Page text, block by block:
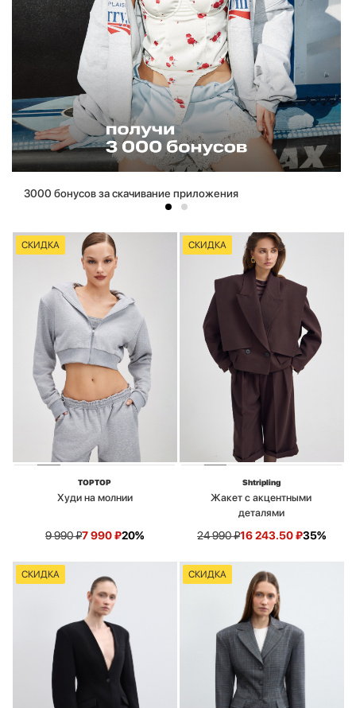
3000 бонусов за скачивание приложения
СКИДКА
TOPTOP
Худи на молнии
9 990₽7 990₽20%
СКИДКА
Shtripling
Жакет с акцентными
деталями
24 990₽16 243.50₽35%
СКИДКА СКИДКА